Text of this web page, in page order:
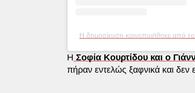
Η δημοσίευση κοινοποιήθηκε από
Η Σοφία Κουρτίδου και ο
πήραν εντελώς ξαφνικά και δεν